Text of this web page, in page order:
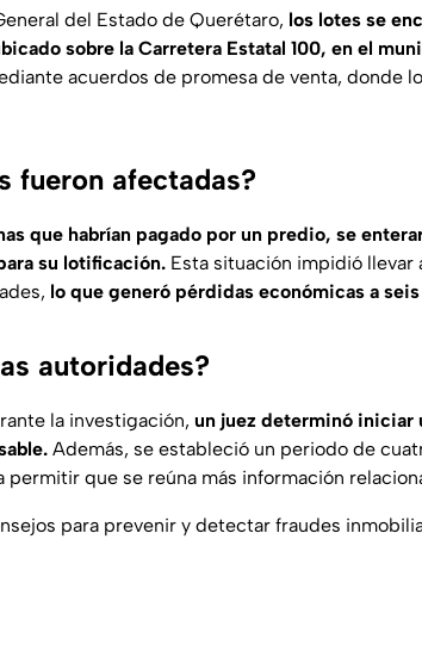
del Estado de Querétaro, los lotes se
sobre la Carretera Estatal 100, en el
acuerdos de promesa de venta, donde
fueron afectadas?
que habrían pagado por un predio, se
su lotificación. Esta situación impidió
lo que generó pérdidas económicas a
autoridades?
la investigación, un juez determinó iniciar
Además, se estableció un periodo de
permitir que se reúna más información
para prevenir y detectar fraudes